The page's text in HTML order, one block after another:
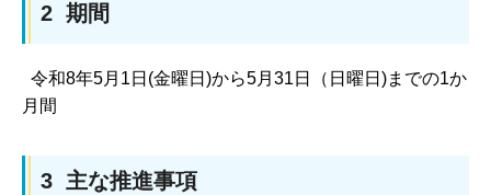
2 期間
令和8年5月1日(金曜日)から5月31日（日曜日)までの1か
月間
3 主な推進事項